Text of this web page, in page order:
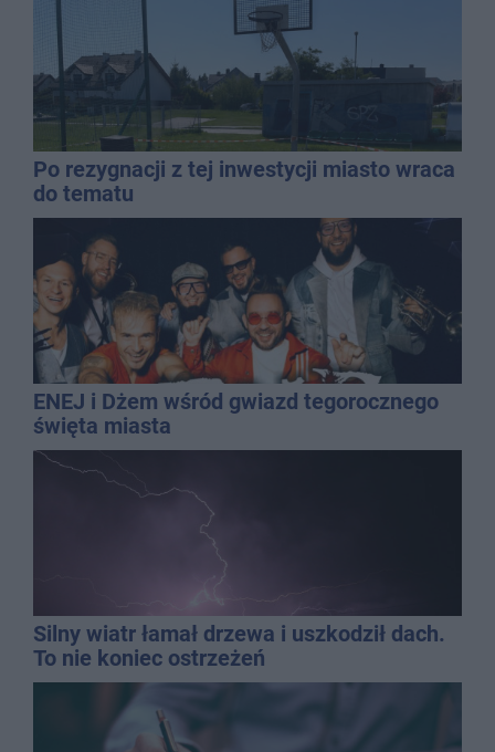
Po rezygnacji z tej inwestycji miasto wraca
do tematu
ENEJ i Dżem wśród gwiazd tegorocznego
święta miasta
Silny wiatr łamał drzewa i uszkodził dach.
To nie koniec ostrzeżeń